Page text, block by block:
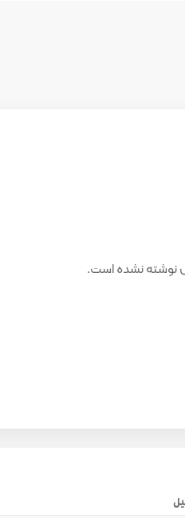
نوشته نشده است.